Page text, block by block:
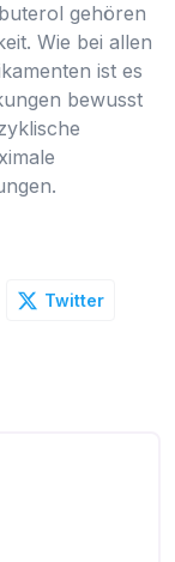
gehören
Wie bei allen
ist es
bewusst
Twitter